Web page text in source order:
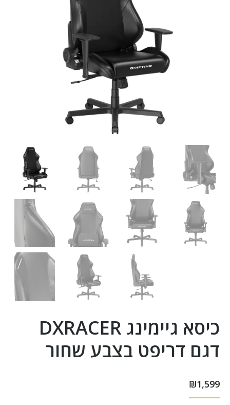
כיסא גיימינג DXRACER
דגם דריפט בצבע שחור
₪1,599